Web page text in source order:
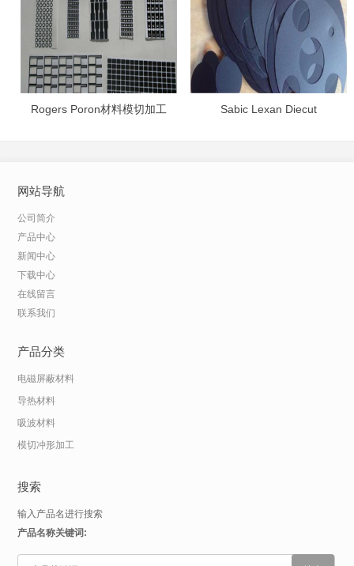
Rogers Poron材料模切加工 Sabic Lexan Diecut
网站导航
公司简介
产品中心
新闻中心
下载中心
在线留言
联系我们
产品分类
电磁屏蔽材料
导热材料
吸波材料
模切冲形加工
搜索
输入产品名进行搜索
产品名称关键词: